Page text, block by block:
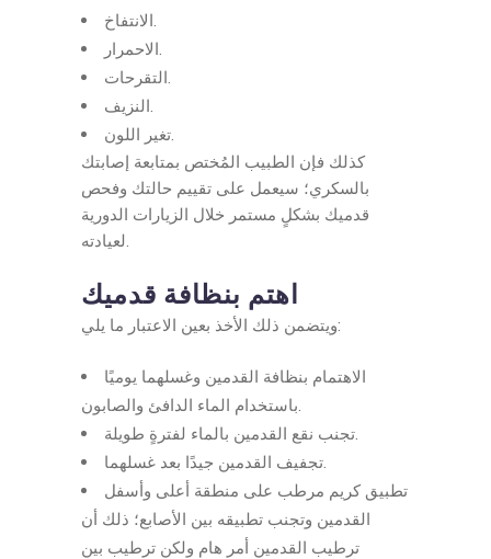
الانتفاخ.
الاحمرار.
التقرحات.
النزيف.
تغير اللون.
كذلك فإن الطبيب المُختص بمتابعة إصابتك
بالسكري؛ سيعمل على تقييم حالتك وفحص
قدميك بشكلٍ مستمر خلال الزيارات الدورية
لعيادته.
اهتم بنظافة قدميك
ويتضمن ذلك الأخذ بعين الاعتبار ما يلي:
الاهتمام بنظافة القدمين وغسلهما يوميًا
باستخدام الماء الدافئ والصابون.
تجنب نقع القدمين بالماء لفترةٍ طويلة.
تجفيف القدمين جيدًا بعد غسلهما.
تطبيق كريم مرطب على منطقة أعلى وأسفل
القدمين وتجنب تطبيقه بين الأصابع؛ ذلك أن
ترطيب القدمين أمر هام ولكن ترطيب بين